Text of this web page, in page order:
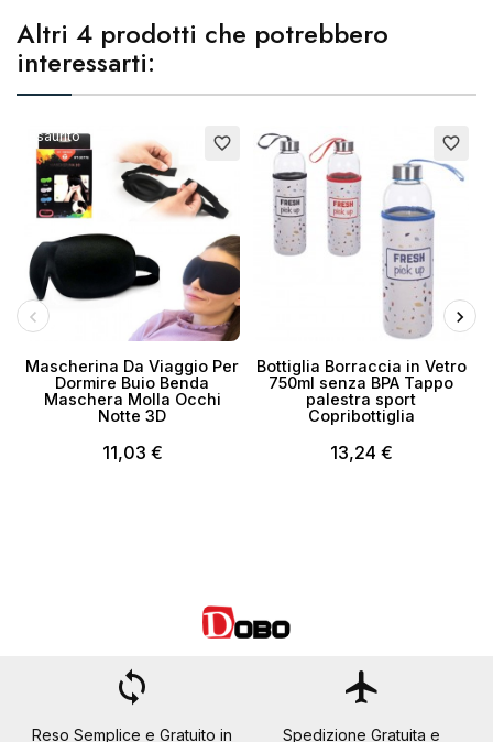
Altri 4 prodotti che potrebbero
interessarti:
Esaurito favorite_border
Mascherina Da Viaggio Per
Dormire Buio Benda
Maschera Molla Occhi
Notte 3D
11,03 €
favorite_border
Bottiglia Borraccia in Vetro
750ml senza BPA Tappo
palestra sport
Copribottiglia
13,24 €
loop
Reso Semplice e Gratuito in
flight
Spedizione Gratuita e